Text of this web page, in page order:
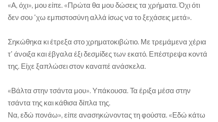
«Α, όχι», μου είπε. «Πρώτα θα μου δώσεις τα χρήματα. Όχι ότι
δεν σου 'χω εμπιστοσύνη αλλά ίσως να το ξεχάσεις μετά».
Σηκώθηκα κι έτρεξα στο χρηματοκιβώτιο. Με τρεμάμενα χέρια
τ' άνοιξα και έβγαλα έξι δεσμίδες των εκατό. Επέστρεψα κοντά
της. Είχε ξαπλώσει στον καναπέ ανάσκελα.
«Βάλτα στην τσάντα μου». Υπάκουσα. Τα έριξα μέσα στην
τσάντα της και κάθισα δίπλα της.
Να, εδώ πονάω», είπε ανασηκώνοντας τη φούστα. «Εδώ κάτω